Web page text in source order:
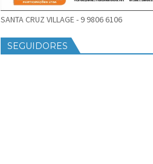
SANTA CRUZ VILLAGE - 9 9806 6106
SEGUIDORES